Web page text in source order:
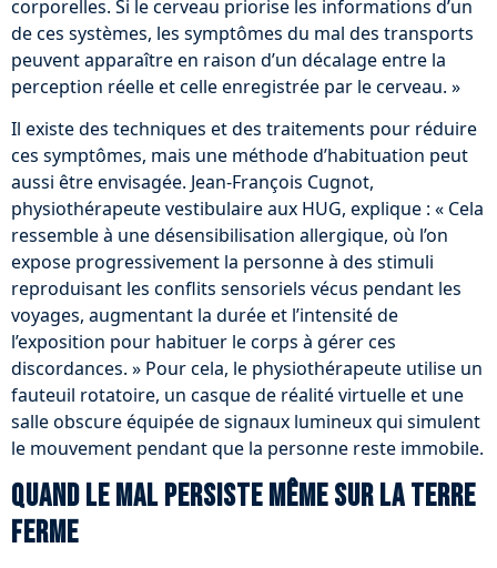
corporelles. Si le cerveau priorise les informations d’un
de ces systèmes, les symptômes du mal des transports
peuvent apparaître en raison d’un décalage entre la
perception réelle et celle enregistrée par le cerveau. »
Il existe des techniques et des traitements pour réduire
ces symptômes, mais une méthode d’habituation peut
aussi être envisagée. Jean-François Cugnot,
physiothérapeute vestibulaire aux HUG, explique : « Cela
ressemble à une désensibilisation allergique, où l’on
expose progressivement la personne à des stimuli
reproduisant les conflits sensoriels vécus pendant les
voyages, augmentant la durée et l’intensité de
l’exposition pour habituer le corps à gérer ces
discordances. » Pour cela, le physiothérapeute utilise un
fauteuil rotatoire, un casque de réalité virtuelle et une
salle obscure équipée de signaux lumineux qui simulent
le mouvement pendant que la personne reste immobile.
Quand le mal persiste même sur la terre
ferme